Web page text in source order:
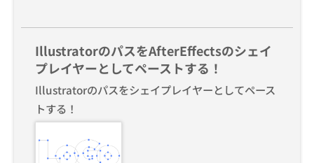
IllustratorのパスをAfterEffectsのシェイ
プレイヤーとしてペーストする！
Illustratorのパスをシェイプレイヤーとしてペース
トする！